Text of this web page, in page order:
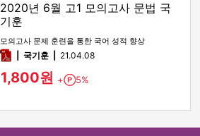
2020년 6월 고1 모의고사 문법 국
기훈
모의고사 문제 훈련을 통한 국어 성적 향상
pdf국기훈 21.04.08
1,800원 + Point
5%